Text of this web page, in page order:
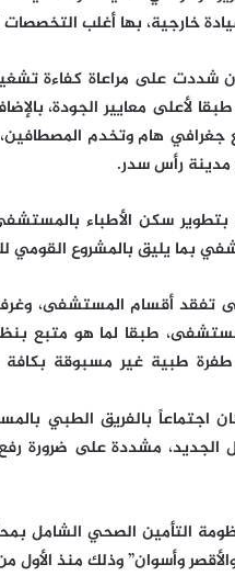
شددت على مراعاة كفاءة
لأعلى معايير الجودة،
مدينة رأس سدر.
بتطوير سكن الأطباء
بما يليق بالمشروع القومي
تفقد أقسام المستشفى،
طبقا لما هو متبع
طبية غير مسبوقة بكافة
اجتماعاً بالفريق الطبي
الجديد، مشددة على ضرورة
التأمين الصحي الشامل
وأسوان” وذلك منذ الأول